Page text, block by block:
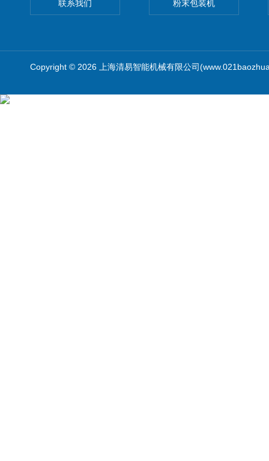
联系我们 粉末包装机
Copyright © 2026 上海清易智能机械有限公司